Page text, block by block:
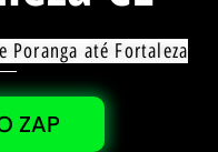
Poranga até Fortaleza
ZAP